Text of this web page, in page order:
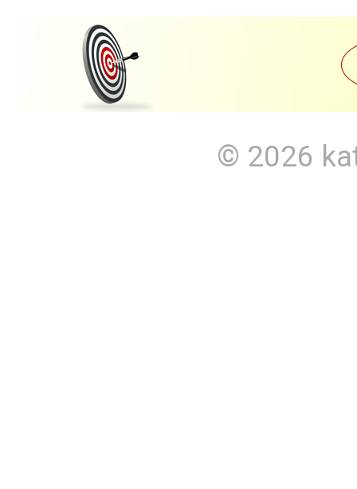
© 2026